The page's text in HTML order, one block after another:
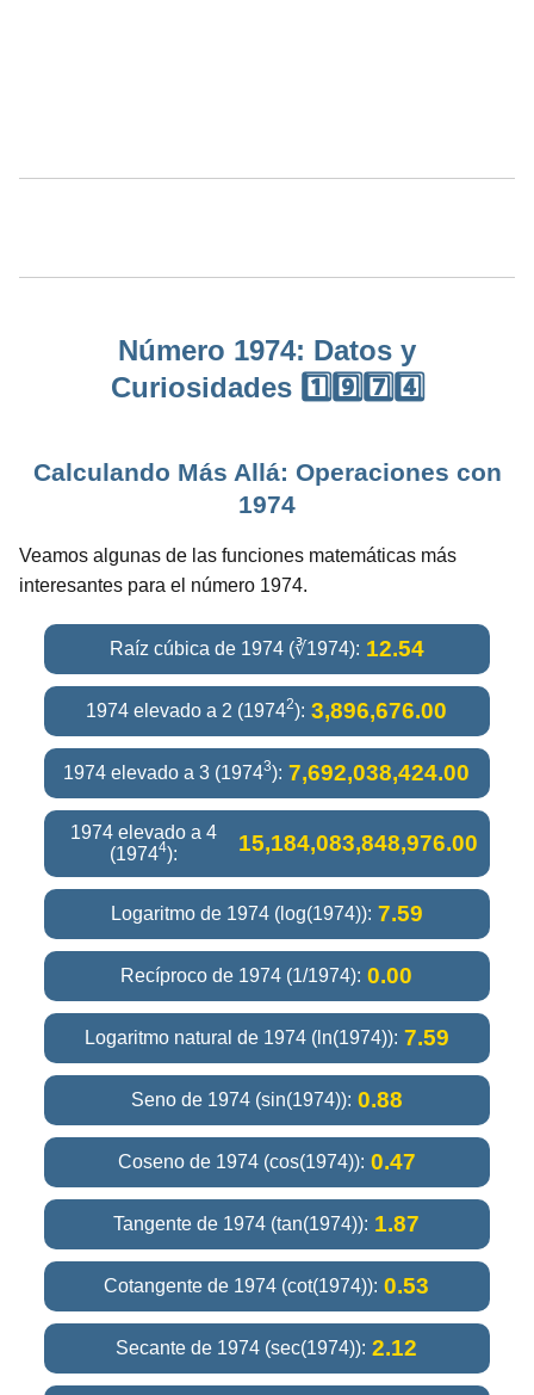
Número 1974: Datos y
Curiosidades 1️⃣9️⃣7️⃣4️⃣
Calculando Más Allá: Operaciones con
1974
Veamos algunas de las funciones matemáticas más
interesantes para el número 1974.
Raíz cúbica de 1974 (∛1974): 12.54
1974 elevado a 2 (19742): 3,896,676.00
1974 elevado a 3 (19743): 7,692,038,424.00
1974 elevado a 4
(19744): 15,184,083,848,976.00
Logaritmo de 1974 (log(1974)): 7.59
Recíproco de 1974 (1/1974): 0.00
Logaritmo natural de 1974 (ln(1974)): 7.59
Seno de 1974 (sin(1974)): 0.88
Coseno de 1974 (cos(1974)): 0.47
Tangente de 1974 (tan(1974)): 1.87
Cotangente de 1974 (cot(1974)): 0.53
Secante de 1974 (sec(1974)): 2.12